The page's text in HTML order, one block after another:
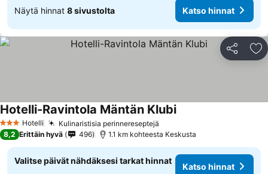
Näytä hinnat 8 sivustolta Katso hinnat
Jaa
3 Tähtiluokitus
Hotelli Kulinaristisia perinnereseptejä
Hotelli-Ravintola Mäntän Klubi
8,2 Erittäin hyvä 496 1.1 km kohteesta Keskusta
Valitse päivät nähdäksesi tarkat hinnat
Katso hinnat